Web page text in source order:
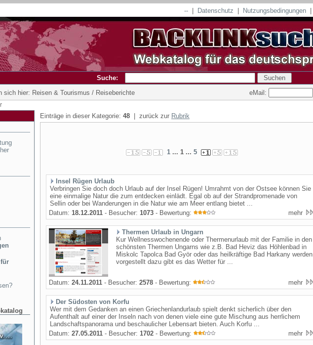
-- Datenschutz Nutzungsbedingungen
Suche:
sich hier: Reisen & Tourismus / Reiseberichte
eMail:
Einträge in dieser Kategorie: 48 | zurück zur Rubrik
1... 1 ... 5
Insel Rügen Urlaub
Verbringen Sie doch doch Urlaub auf der Insel Rügen! Umrahmt von der Ostsee können Sie
eine einmalige Natur die zum entdecken einlädt. Egal ob auf der Strandpromenade von
Sellin oder bei Wanderungen in die Natur wie am Meer entlang bietet ...
Datum: 18.12.2011 - Besucher: 1073 - Bewertung: mehr
Thermen Urlaub in Ungarn
Kur Wellnesswochenende oder Thermenurlaub mit der Familie in den
schönsten Thermen Ungarns wie z.B. Bad Heviz das Höhlenbad in
Miskolc Tapolca Bad Györ oder das heilkräftige Bad Harkany werden
vorgestellt dazu gibt es das Wetter für ...
Datum: 24.11.2011 - Besucher: 2578 - Bewertung: mehr
Der Südosten von Korfu
Wer mit dem Gedanken an einen Griechenlandurlaub spielt denkt sicherlich über den
Aufenthalt auf einer der Inseln nach von denen viele eine gute Mischung aus herrlichem
Landschaftspanorama und beschaulicher Lebensart bieten. Auch Korfu ...
Datum: 27.05.2011 - Besucher: 1702 - Bewertung: mehr